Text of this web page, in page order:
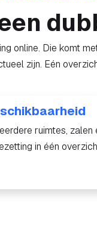
online. Die komt
zijn. Eén
ruimtes, zalen
in één